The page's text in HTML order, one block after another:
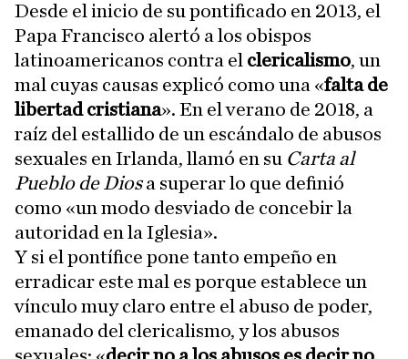
Desde el inicio de su pontificado en 2013, el
Papa Francisco alertó a los obispos
latinoamericanos contra el clericalismo, un
mal cuyas causas explicó como una «falta de
libertad cristiana». En el verano de 2018, a
raíz del estallido de un escándalo de abusos
sexuales en Irlanda, llamó en su Carta al
Pueblo de Diosa superar lo que definió
como «un modo desviado de concebir la
autoridad en la Iglesia».
Y si el pontífice pone tanto empeño en
erradicar este mal es porque establece un
vínculo muy claro entre el abuso de poder,
emanado del clericalismo, y los abusos